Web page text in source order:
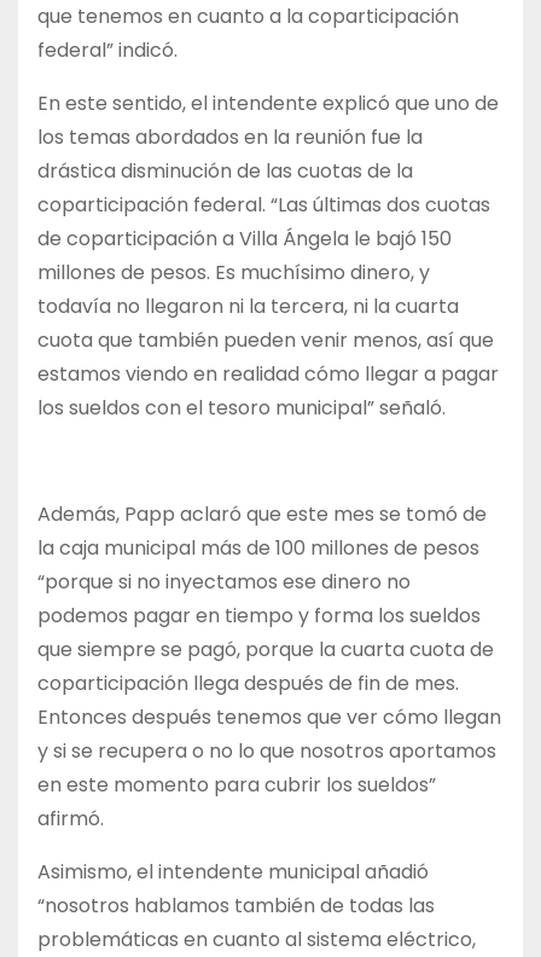
que tenemos en cuanto a la coparticipación
federal” indicó.
En este sentido, el intendente explicó que uno de
los temas abordados en la reunión fue la
drástica disminución de las cuotas de la
coparticipación federal. “Las últimas dos cuotas
de coparticipación a Villa Ángela le bajó 150
millones de pesos. Es muchísimo dinero, y
todavía no llegaron ni la tercera, ni la cuarta
cuota que también pueden venir menos, así que
estamos viendo en realidad cómo llegar a pagar
los sueldos con el tesoro municipal” señaló.
Además, Papp aclaró que este mes se tomó de
la caja municipal más de 100 millones de pesos
“porque si no inyectamos ese dinero no
podemos pagar en tiempo y forma los sueldos
que siempre se pagó, porque la cuarta cuota de
coparticipación llega después de fin de mes.
Entonces después tenemos que ver cómo llegan
y si se recupera o no lo que nosotros aportamos
en este momento para cubrir los sueldos”
afirmó.
Asimismo, el intendente municipal añadió
“nosotros hablamos también de todas las
problemáticas en cuanto al sistema eléctrico,